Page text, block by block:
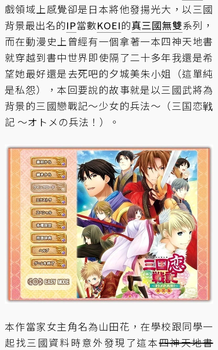
戲領域上感覺卻是日本將他發揚光大，以三國
背景最出名的IP當數KOEI的真三國無雙系列，
而在動漫史上曾經有一個拿著一本四神天地書
就穿越到書中世界即使隔了二十多年我還是希
望她最好還是去死吧的夕城美朱小姐（這單純
是私怨），本回要說的故事就是以三國武將為
背景的三國戀戰記～少女的兵法～（三国恋戦
記 ～オトメの兵法！）。
本作當家女主角名為山田花，在學校跟同學一
起找三國資料時意外發現了這本四神天地書